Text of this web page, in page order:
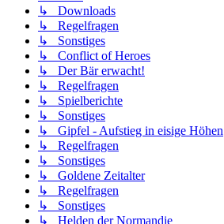
↳ Downloads
↳ Regelfragen
↳ Sonstiges
↳ Conflict of Heroes
↳ Der Bär erwacht!
↳ Regelfragen
↳ Spielberichte
↳ Sonstiges
↳ Gipfel - Aufstieg in eisige Höhen
↳ Regelfragen
↳ Sonstiges
↳ Goldene Zeitalter
↳ Regelfragen
↳ Sonstiges
↳ Helden der Normandie